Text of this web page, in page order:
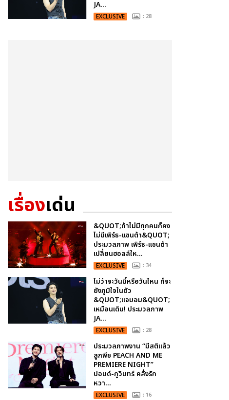
JA...
EXCLUSIVE : 28
เรื่องเด่น
&QUOT;ถ้าไม่มีทุกคนก็คง
ไม่มีเพิร์ธ-แซนต้า&QUOT;
ประมวลภาพ เพิร์ธ-แซนต้า
เปลี่ยนฮอลล์ให...
EXCLUSIVE : 34
ไม่ว่าจะวันนี้หรือวันไหน ก็จะ
ยังภูมิใจในตัว
&QUOT;แจบอม&QUOT;
เหมือนเดิม! ประมวลภาพ
JA...
EXCLUSIVE : 28
ประมวลภาพงาน “มีสติแล้ว
ลูกพีช PEACH AND ME
PREMIERE NIGHT”
ปอนด์-ภูวินทร์ คลั่งรัก
หวา...
EXCLUSIVE : 16